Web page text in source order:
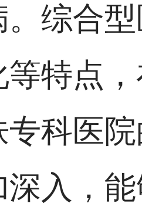
综合
特点
科医
入，